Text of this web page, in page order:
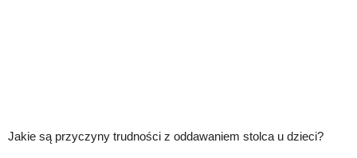
Jakie są przyczyny trudności z oddawaniem stolca u dzieci?